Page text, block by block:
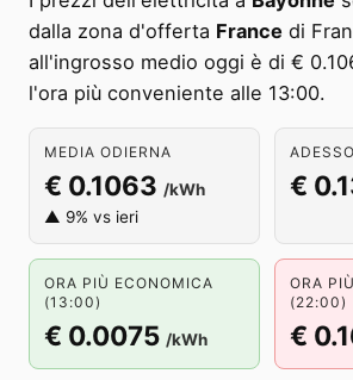
dalla zona d'offerta France di
all'ingrosso medio oggi è di €
l'ora più conveniente alle 13:00.
MEDIA ODIERNA
€ 0.1063 /kWh
▲ 9% vs ieri
€
ORA PIÙ ECONOMICA
(13:00)
€ 0.0075 /kWh
ORA
(22:00)
€